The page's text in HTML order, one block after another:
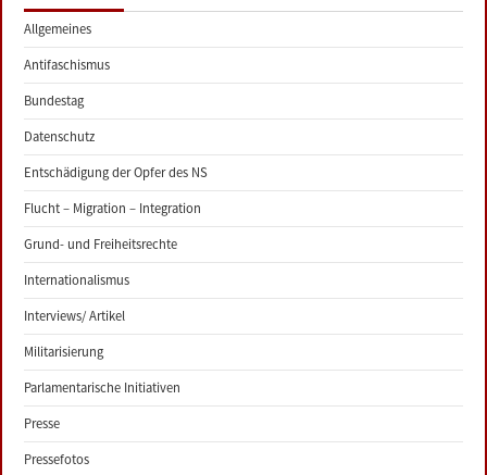
Allgemeines
Antifaschismus
Bundestag
Datenschutz
Entschädigung der Opfer des NS
Flucht – Migration – Integration
Grund- und Freiheitsrechte
Internationalismus
Interviews/ Artikel
Militarisierung
Parlamentarische Initiativen
Presse
Pressefotos